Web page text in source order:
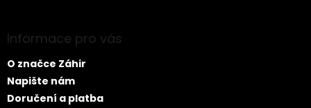
aInformace pro vás
O značce Záhir
Napište nám
Doručení a platba